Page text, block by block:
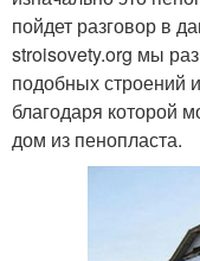
пойдет разговор в
stroisovety.org мы
подобных строений
благодаря которой
дом из пенопласта.